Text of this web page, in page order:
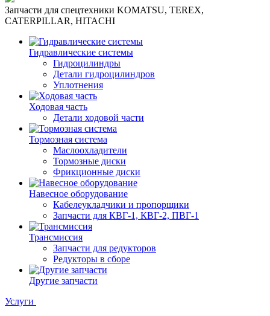
Запчасти для спецтехники KOMATSU, TEREX,
CATERPILLAR, HITACHI
Гидравлические системы
Гидроцилиндры
Детали гидроцилиндров
Уплотнения
Ходовая часть
Детали ходовой части
Тормозная система
Маслоохладители
Тормозные диски
Фрикционные диски
Навесное оборудование
Кабелеукладчики и пропорщики
Запчасти для КВГ-1, КВГ-2, ПВГ-1
Трансмиссия
Запчасти для редукторов
Редукторы в сборе
Другие запчасти
Услуги